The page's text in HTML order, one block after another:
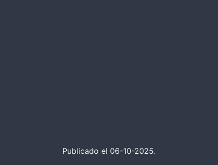
Publicado el 06-10-2025.